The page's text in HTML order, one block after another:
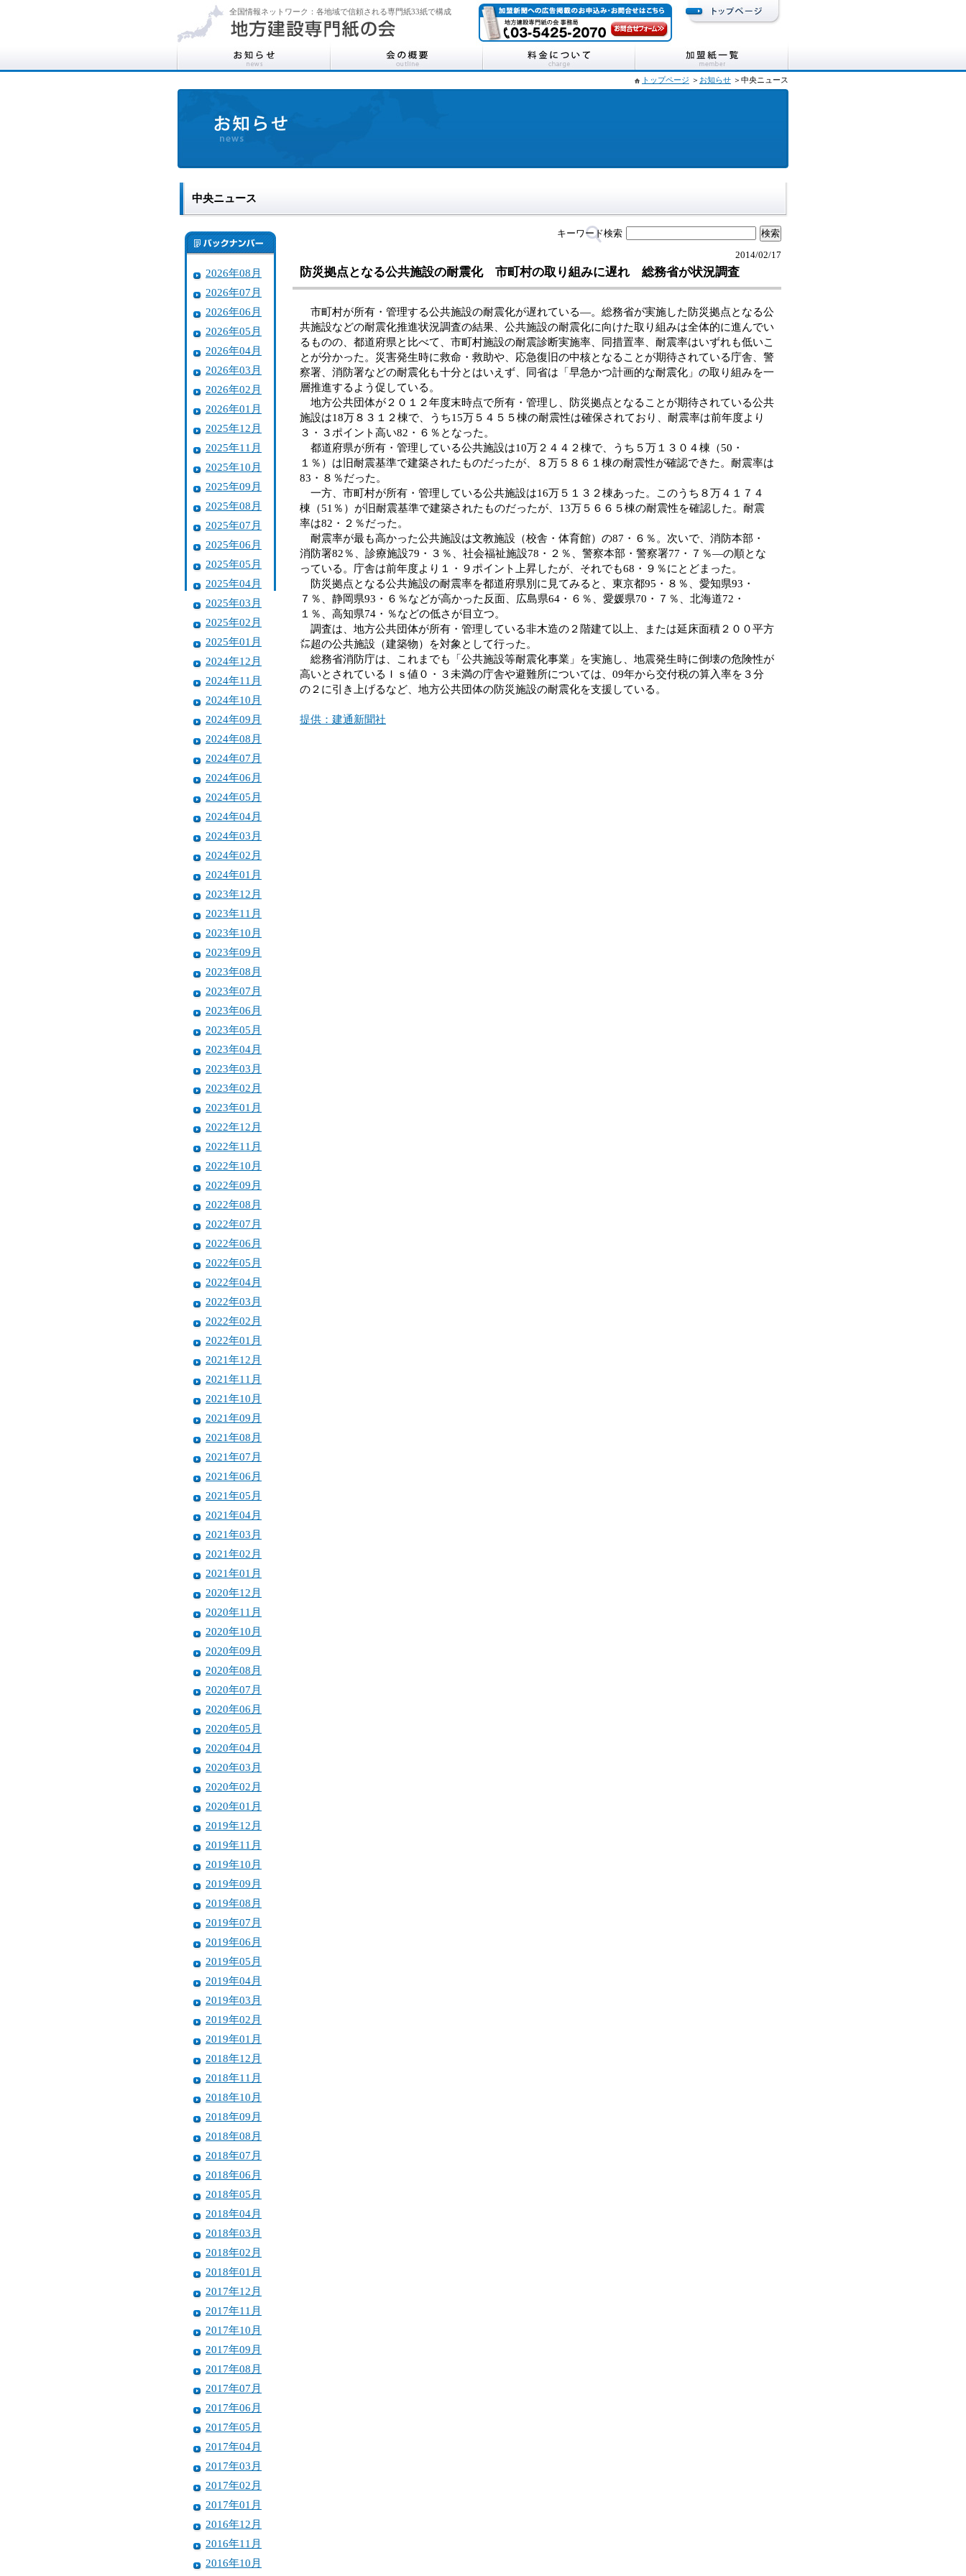
全国情報ネットワーク：各地域で信頼される専門紙33紙で構成
トップページ ＞ お知らせ ＞中央ニュース
中央ニュース
2026年08月
2026年07月
2026年06月
2026年05月
2026年04月
2026年03月
2026年02月
2026年01月
2025年12月
2025年11月
2025年10月
2025年09月
2025年08月
2025年07月
2025年06月
2025年05月
2025年04月
2025年03月
2025年02月
2025年01月
2024年12月
2024年11月
2024年10月
2024年09月
2024年08月
2024年07月
2024年06月
2024年05月
2024年04月
2024年03月
2024年02月
2024年01月
2023年12月
2023年11月
2023年10月
2023年09月
2023年08月
2023年07月
2023年06月
2023年05月
2023年04月
2023年03月
2023年02月
2023年01月
2022年12月
2022年11月
2022年10月
2022年09月
2022年08月
2022年07月
2022年06月
2022年05月
2022年04月
2022年03月
2022年02月
2022年01月
2021年12月
2021年11月
2021年10月
2021年09月
2021年08月
2021年07月
2021年06月
2021年05月
2021年04月
2021年03月
2021年02月
2021年01月
2020年12月
2020年11月
2020年10月
2020年09月
2020年08月
2020年07月
2020年06月
2020年05月
2020年04月
2020年03月
2020年02月
2020年01月
2019年12月
2019年11月
2019年10月
2019年09月
2019年08月
2019年07月
2019年06月
2019年05月
2019年04月
2019年03月
2019年02月
2019年01月
2018年12月
2018年11月
2018年10月
2018年09月
2018年08月
2018年07月
2018年06月
2018年05月
2018年04月
2018年03月
2018年02月
2018年01月
2017年12月
2017年11月
2017年10月
2017年09月
2017年08月
2017年07月
2017年06月
2017年05月
2017年04月
2017年03月
2017年02月
2017年01月
2016年12月
2016年11月
2016年10月
キーワード検索
2014/02/17
防災拠点となる公共施設の耐震化 市町村の取り組みに遅れ 総務省が状況調査
市町村が所有・管理する公共施設の耐震化が遅れている―。総務省が実施した防災拠点となる公
共施設などの耐震化推進状況調査の結果、公共施設の耐震化に向けた取り組みは全体的に進んでい
るものの、都道府県と比べて、市町村施設の耐震診断実施率、同措置率、耐震率はいずれも低いこ
とが分かった。災害発生時に救命・救助や、応急復旧の中核となることが期待されている庁舎、警
察署、消防署などの耐震化も十分とはいえず、同省は「早急かつ計画的な耐震化」の取り組みを一
層推進するよう促している。
地方公共団体が２０１２年度末時点で所有・管理し、防災拠点となることが期待されている公共
施設は18万８３１２棟で、うち15万５４５５棟の耐震性は確保されており、耐震率は前年度より
３・３ポイント高い82・６％となった。
都道府県が所有・管理している公共施設は10万２４４２棟で、うち５万１３０４棟（50・
１％）は旧耐震基準で建築されたものだったが、８万５８６１棟の耐震性が確認できた。耐震率は
83・８％だった。
一方、市町村が所有・管理している公共施設は16万５１３２棟あった。このうち８万４１７４
棟（51％）が旧耐震基準で建築されたものだったが、13万５６６５棟の耐震性を確認した。耐震
率は82・２％だった。
耐震率が最も高かった公共施設は文教施設（校舎・体育館）の87・６％。次いで、消防本部・
消防署82％、診療施設79・３％、社会福祉施設78・２％、警察本部・警察署77・７％―の順とな
っている。庁舎は前年度より１・９ポイント上昇したが、それでも68・９％にとどまった。
防災拠点となる公共施設の耐震率を都道府県別に見てみると、東京都95・８％、愛知県93・
７％、静岡県93・６％などが高かった反面、広島県64・６％、愛媛県70・７％、北海道72・
１％、高知県74・％などの低さが目立つ。
調査は、地方公共団体が所有・管理している非木造の２階建て以上、または延床面積２００平方
㍍超の公共施設（建築物）を対象として行った。
総務省消防庁は、これまでも「公共施設等耐震化事業」を実施し、地震発生時に倒壊の危険性が
高いとされているＩｓ値０・３未満の庁舎や避難所については、09年から交付税の算入率を３分
の２に引き上げるなど、地方公共団体の防災施設の耐震化を支援している。
提供：建通新聞社